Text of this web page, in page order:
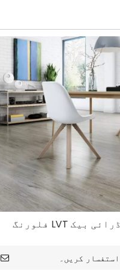
استفسار کریں۔